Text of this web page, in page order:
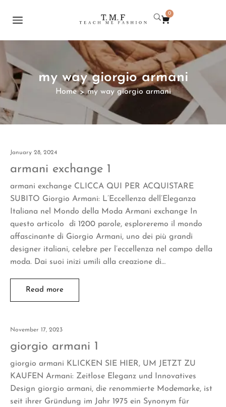
0
my way giorgio armani
Home > my way giorgio armani
January 28, 2024
armani exchange 1
armani exchange CLICCA QUI PER ACQUISTARE
SUBITO Giorgio Armani: L’Eccellenza dell’Eleganza
Italiana nel Mondo della Moda Armani exchange In
questo articolo di 1200 parole, esploreremo il mondo
affascinante di Giorgio Armani, uno dei più grandi
designer italiani, celebre per l’eccellenza nel campo della
moda. Dai suoi inizi umili alla creazione di…
Read more
November 17, 2023
giorgio armani 1
giorgio armani KLICKEN SIE HIER, UM JETZT ZU
KAUFEN Armani: Zeitlose Eleganz und Innovatives
Design giorgio armani, die renommierte Modemarke, ist
seit ihrer Gründung im Jahr 1975 ein Synonym für